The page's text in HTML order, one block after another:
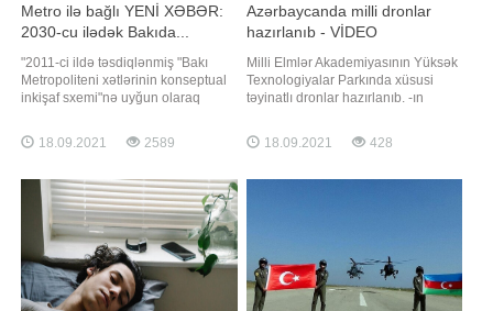
Metro ilə bağlı YENİ XƏBƏR:
2030-cu ilədək Bakıda...
"2011-ci ildə təsdiqlənmiş "Bakı
Metropoliteni xətlərinin konseptual
inkişaf sxemi"nə uyğun olaraq
77-dək artırılacaq. Hazırda metroda
26 stansiya var. Yəni hələ 51
veriləcək. Ümumilikdə, Bakı
metrosu 5 ayrı xəttdən ibarə
18.09.2021 2589
Azərbaycanda milli dronlar
hazırlanıb - VİDEO
Milli Elmlər Akademiyasının Yüksək
Texnologiyalar Parkında xüsusi
təyinatlı dronlar hazırlanıb. -ın
aparatları sifarişlər əsasında yerli
mütəxəssislər tərəfindən hazırlanıb.
18.09.2021 428